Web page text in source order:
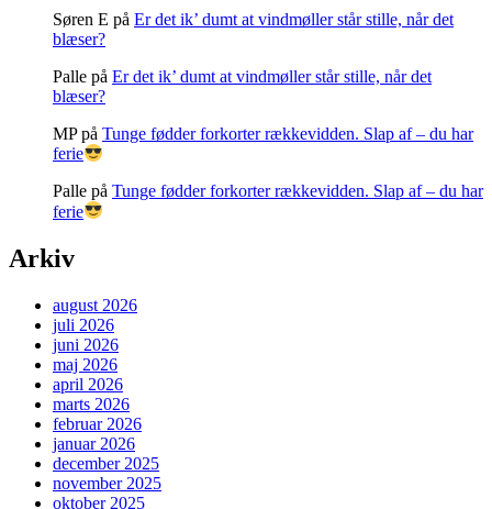
Søren E på Er det ik’ dumt at vindmøller står stille, når det
blæser?
Palle på Er det ik’ dumt at vindmøller står stille, når det
blæser?
MPpå Tunge fødder forkorter rækkevidden. Slap af – du har
ferie
Palle på Tunge fødder forkorter rækkevidden. Slap af – du har
ferie
Arkiv
august 2026
juli 2026
juni 2026
maj 2026
april 2026
marts 2026
februar 2026
januar 2026
december 2025
november 2025
oktober 2025